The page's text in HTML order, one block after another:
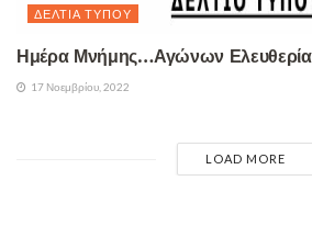
ΔΕΛΤΊΑ ΤΎΠΟΥ
Ημέρα Μνήμης…Αγώνων
17 Νοεμβρίου, 2022
LOAD MORE